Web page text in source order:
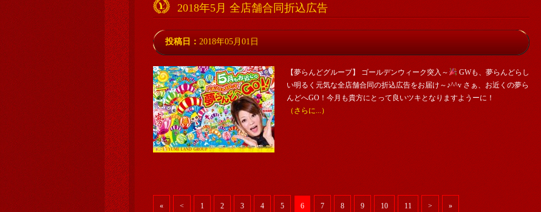
2018年5月 全店舗合同折込広告
投稿日： 2018年05月01日
【夢らんどグループ】 ゴールデンウィーク突入～
GWも、夢らんどらし
い明るく元気な全店舗合同の折込広告をお届け～♪^^v さぁ、お近くの夢ら
んどへGO！今月も貴方にとって良いツキとなりますようーに！
（さらに...）
« < 1 2 3 4 5 6 7 8 9 10 11 > »